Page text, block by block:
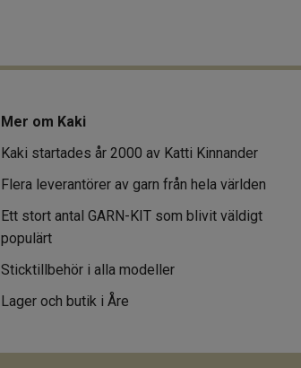
Mer om Kaki
Kaki startades år 2000 av Katti Kinnander
Flera leverantörer av garn från hela världen
Ett stort antal GARN-KIT som blivit väldigt
populärt
Sticktillbehör i alla modeller
Lager och butik i Åre